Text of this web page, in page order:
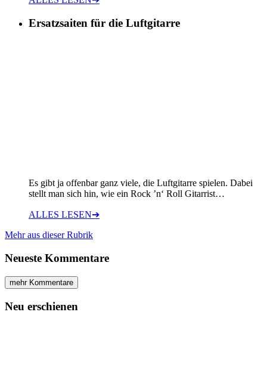
Ersatzsaiten für die Luftgitarre
Es gibt ja offenbar ganz viele, die Luftgitarre spielen. Dabei
stellt man sich hin, wie ein Rock ’n‘ Roll Gitarrist…
ALLES LESEN➔
Mehr aus dieser Rubrik
Neueste Kommentare
mehr Kommentare
Neu erschienen